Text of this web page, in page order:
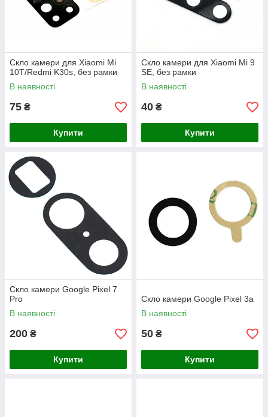
Скло камери для Xiaomi Mi
10T/Redmi K30s, без рамки
В наявності
75 ₴
Купити
Скло камери для Xiaomi Mi 9
SE, без рамки
В наявності
40 ₴
Купити
Скло камери Google Pixel 7
Pro
В наявності
200 ₴
Купити
Скло камери Google Pixel 3a
В наявності
50 ₴
Купити